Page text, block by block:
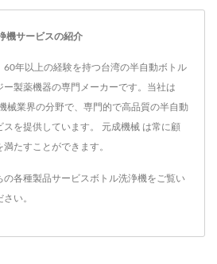
機サービスの紹介
60年以上の経験を持つ台湾の半自動ボトル
製薬機器の専門メーカーです。当社は
械業界の分野で、専門的で高品質の半自動
スを提供しています。 元成機械 は常に顧
たすことができます。
の各種製品サービス ボトル洗浄機をご覧い
さい。